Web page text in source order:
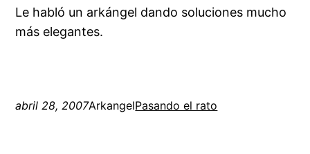
Le habló un arkángel dando soluciones mucho
más elegantes.
abril 28, 2007ArkangelPasando el rato